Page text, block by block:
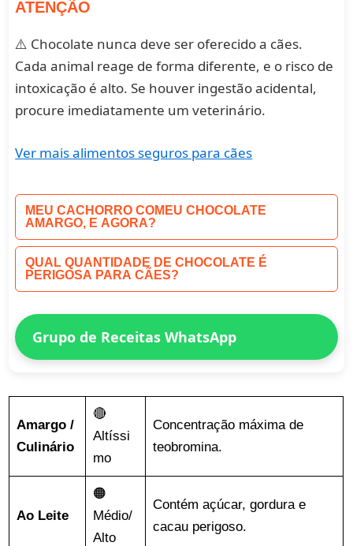
ATENÇÃO
⚠️ Chocolate nunca deve ser oferecido a cães.
Cada animal reage de forma diferente, e o risco de
intoxicação é alto. Se houver ingestão acidental,
procure imediatamente um veterinário.
Ver mais alimentos seguros para cães
MEU CACHORRO COMEU CHOCOLATE
AMARGO, E AGORA?
QUAL QUANTIDADE DE CHOCOLATE É
PERIGOSA PARA CÃES?
Grupo de Receitas WhatsApp
Amargo /
Culinário
🔴
Altíssi
mo
Concentração máxima de
teobromina.
Ao Leite
🟠
Médio/
Alto
Contém açúcar, gordura e
cacau perigoso.